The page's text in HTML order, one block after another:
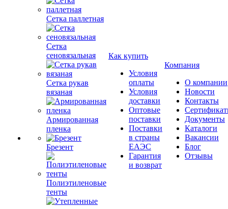
Сетка паллетная
Сетка
сеновязальная
Сетка рукав
вязаная
Армированная
пленка
Брезент
Полиэтиленовые
тенты
Как купить
Условия
оплаты
Условия
доставки
Оптовые
поставки
Поставки
в страны
ЕАЭС
Гарантия
и возврат
Компания
О компании
Новости
Контакты
Документы
Каталоги
Вакансии
Блог
Отзывы